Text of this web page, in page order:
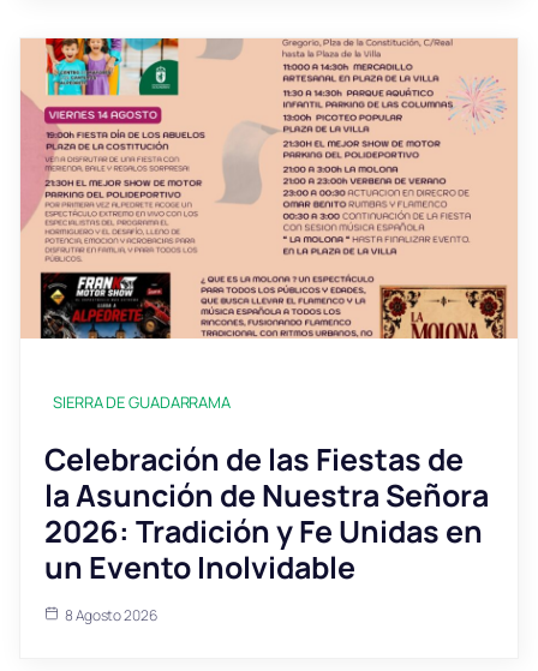
SIERRA DE GUADARRAMA
Celebración de las Fiestas de
la Asunción de Nuestra Señora
2026: Tradición y Fe Unidas en
un Evento Inolvidable
8 Agosto 2026